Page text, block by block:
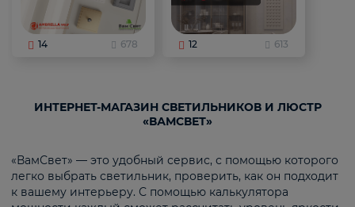
14 678 12 613
ИНТЕРНЕТ-МАГАЗИН СВЕТИЛЬНИКОВ И ЛЮСТР
«ВАМСВЕТ»
«ВамСвет» — это удобный сервис, с помощью которого
легко выбрать светильник, проверить, как он подходит
к вашему интерьеру. С помощью калькулятора